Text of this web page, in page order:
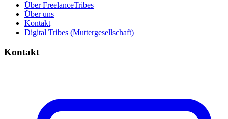
Über FreelanceTribes
Über uns
Kontakt
Digital Tribes (Muttergesellschaft)
Kontakt